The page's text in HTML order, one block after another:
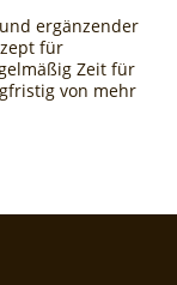
und ergänzender
für
Zeit für
von mehr